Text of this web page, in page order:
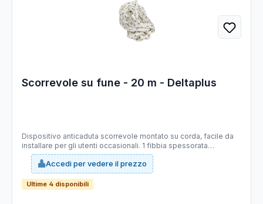
Scorrevole su fune - 20 m - Deltaplus
Dispositivo anticaduta scorrevole montato su corda, facile da
installare per gli utenti occasionali. 1 fibbia spessorata
all'estremità superiore e indicatore di usura. Lunghezza: 20m.
Accedi per vedere il prezzo
Ultime 4 disponibili